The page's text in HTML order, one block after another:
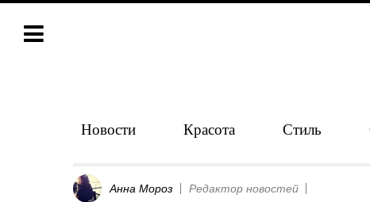
Новости Красота Стиль
Анна Мороз Редактор новостей